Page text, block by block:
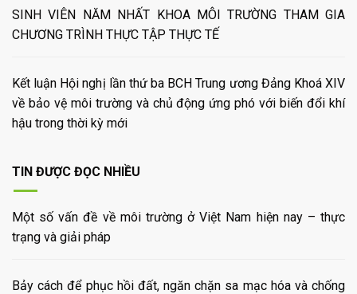
SINH VIÊN NĂM NHẤT KHOA MÔI TRƯỜNG THAM GIA
CHƯƠNG TRÌNH THỰC TẬP THỰC TẾ
Kết luận Hội nghị lần thứ ba BCH Trung ương Đảng Khoá XIV
về bảo vệ môi trường và chủ động ứng phó với biến đổi khí
hậu trong thời kỳ mới
TIN ĐƯỢC ĐỌC NHIỀU
Một số vấn đề về môi trường ở Việt Nam hiện nay – thực
trạng và giải pháp
Bảy cách để phục hồi đất, ngăn chặn sa mạc hóa và chống